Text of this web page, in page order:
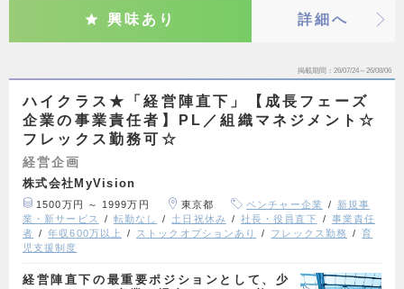
興味あり 詳細へ
掲載期間 26/07/24～26/08/06
ハイクラス★「経営陣直下」【成長フェーズ
企業の事業責任者】PL／組織マネジメント☆
フレックス勤務可☆
経営企画
株式会社MyVision
1500万円 ～ 1999万円 東京都 ベンチャー企業
新規事
業・新サービス
転勤なし 土日祝休み 社長・役員直下
事業責任
者
年収600万以上 ストックオプションあり フレックス勤務
育
児支援制度
経営陣直下の最重要ポジションとして、少